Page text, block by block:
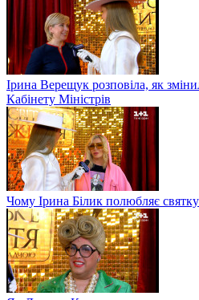
Ірина Верещук розповіла, як
Кабінету Міністрів
Чому Ірина Білик полюбляє